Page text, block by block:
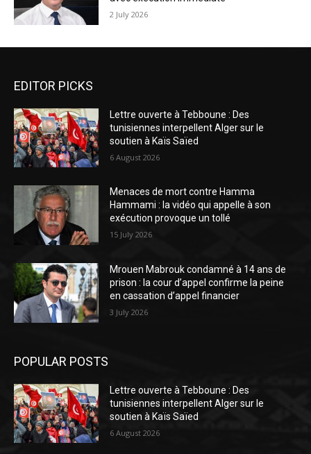
2 July 2026
EDITOR PICKS
Lettre ouverte à Tebboune : Des
tunisiennes interpellent Alger sur le
soutien à Kaïs Saïed
6 August 2026
Menaces de mort contre Hamma
Hammami : la vidéo qui appelle à son
exécution provoque un tollé
15 July 2026
Mrouen Mabrouk condamné à 14 ans de
prison : la cour d’appel confirme la peine
en cassation d’appel financier
3 July 2026
POPULAR POSTS
Lettre ouverte à Tebboune : Des
tunisiennes interpellent Alger sur le
soutien à Kaïs Saïed
6 August 2026